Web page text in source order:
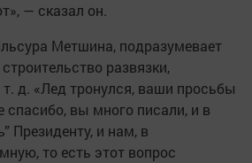
— сказал он.
Метшина, подразумевает
развязки,
д. «Лед тронулся, ваши просьбы
вы много писали, и в
Президенту, и нам, в
то есть этот вопрос